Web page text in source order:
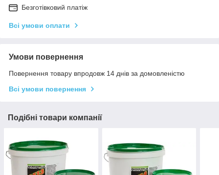
Безготівковий платіж
Всі умови оплати
Умови повернення
Повернення товару впродовж 14 днів за домовленістю
Всі умови повернення
Подібні товари компанії